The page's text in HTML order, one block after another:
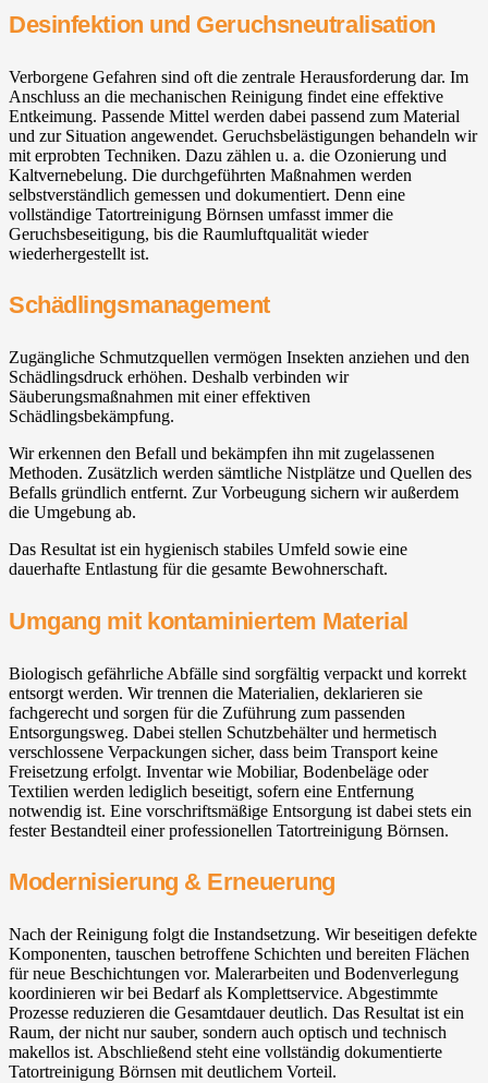
Desinfektion und Geruchsneutralisation
Verborgene Gefahren sind oft die zentrale Herausforderung dar. Im
Anschluss an die mechanischen Reinigung findet eine effektive
Entkeimung. Passende Mittel werden dabei passend zum Material
und zur Situation angewendet. Geruchsbelästigungen behandeln wir
mit erprobten Techniken. Dazu zählen u. a. die Ozonierung und
Kaltvernebelung. Die durchgeführten Maßnahmen werden
selbstverständlich gemessen und dokumentiert. Denn eine
vollständige Tatortreinigung Börnsen umfasst immer die
Geruchsbeseitigung, bis die Raumluftqualität wieder
wiederhergestellt ist.
Schädlingsmanagement
Zugängliche Schmutzquellen vermögen Insekten anziehen und den
Schädlingsdruck erhöhen. Deshalb verbinden wir
Säuberungsmaßnahmen mit einer effektiven
Schädlingsbekämpfung.
Wir erkennen den Befall und bekämpfen ihn mit zugelassenen
Methoden. Zusätzlich werden sämtliche Nistplätze und Quellen des
Befalls gründlich entfernt. Zur Vorbeugung sichern wir außerdem
die Umgebung ab.
Das Resultat ist ein hygienisch stabiles Umfeld sowie eine
dauerhafte Entlastung für die gesamte Bewohnerschaft.
Umgang mit kontaminiertem Material
Biologisch gefährliche Abfälle sind sorgfältig verpackt und korrekt
entsorgt werden. Wir trennen die Materialien, deklarieren sie
fachgerecht und sorgen für die Zuführung zum passenden
Entsorgungsweg. Dabei stellen Schutzbehälter und hermetisch
verschlossene Verpackungen sicher, dass beim Transport keine
Freisetzung erfolgt. Inventar wie Mobiliar, Bodenbeläge oder
Textilien werden lediglich beseitigt, sofern eine Entfernung
notwendig ist. Eine vorschriftsmäßige Entsorgung ist dabei stets ein
fester Bestandteil einer professionellen Tatortreinigung Börnsen.
Modernisierung & Erneuerung
Nach der Reinigung folgt die Instandsetzung. Wir beseitigen defekte
Komponenten, tauschen betroffene Schichten und bereiten Flächen
für neue Beschichtungen vor. Malerarbeiten und Bodenverlegung
koordinieren wir bei Bedarf als Komplettservice. Abgestimmte
Prozesse reduzieren die Gesamtdauer deutlich. Das Resultat ist ein
Raum, der nicht nur sauber, sondern auch optisch und technisch
makellos ist. Abschließend steht eine vollständig dokumentierte
Tatortreinigung Börnsen mit deutlichem Vorteil.